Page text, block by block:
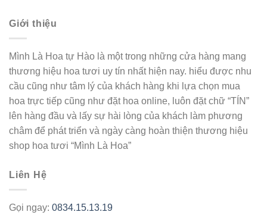
Giới thiệu
Mình Là Hoa tự Hào là một trong những cửa hàng mang
thương hiệu hoa tươi uy tín nhất hiện nay. hiểu được nhu
cầu cũng như tâm lý của khách hàng khi lựa chọn mua
hoa trực tiếp cũng như đặt hoa online, luôn đặt chữ “TÍN”
lên hàng đầu và lấy sự hài lòng của khách làm phương
châm để phát triển và ngày càng hoàn thiện thương hiệu
shop hoa tươi “Mình Là Hoa”
Liên Hệ
Gọi ngay: 0834.15.13.19